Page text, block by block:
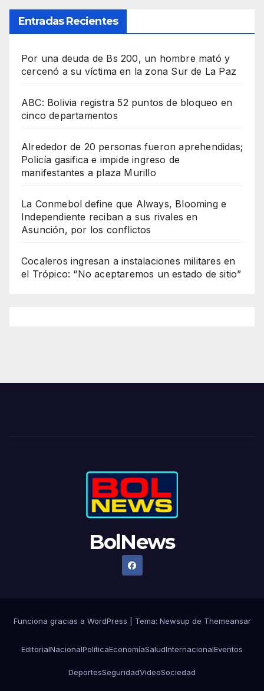
Entradas Recientes
Por una deuda de Bs 200, un hombre mató y
cercenó a su víctima en la zona Sur de La Paz
ABC: Bolivia registra 52 puntos de bloqueo en
cinco departamentos
Alrededor de 20 personas fueron aprehendidas;
Policía gasifica e impide ingreso de
manifestantes a plaza Murillo
La Conmebol define que Always, Blooming e
Independiente reciban a sus rivales en
Asunción, por los conflictos
Cocaleros ingresan a instalaciones militares en
el Trópico: “No aceptaremos un estado de sitio”
BolNews
Funciona gracias a WordPress Tema: Newsup de Themeansar
EditorialNacionalPolíticaEconomíaSaludInternacionalEventos
DeportesSeguridadVideoSociedad